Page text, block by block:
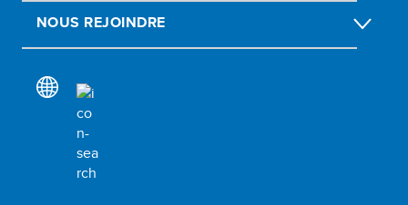
NOUS REJOINDRE